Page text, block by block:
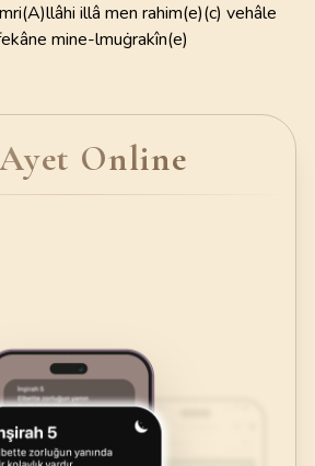
illâ men rahim(e)(c) vehâle
mine-lmuġrakîn(e)
Online